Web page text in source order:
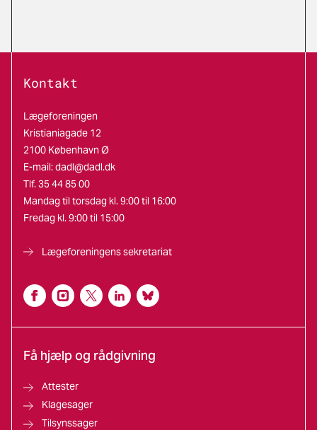
Kontakt
Lægeforeningen
Kristianiagade 12
2100 København Ø
E-mail:dadl@dadl.dk
Tlf. 35 44 85 00
Mandag til torsdag kl. 9:00 til 16:00
Fredag kl. 9:00 til 15:00
Lægeforeningens sekretariat
Få hjælp og rådgivning
Attester
Klagesager
Tilsynssager